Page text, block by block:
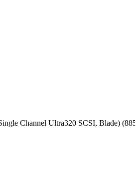
Channel Ultra320 SCSI, Blade)